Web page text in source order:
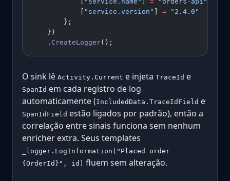
"service.version" = "2.4.0"
        };
    })
    .
CreateLogger();
O sink lê Activity.Current e injeta TraceId e
SpanId em cada registro de log
automaticamente (IncludedData.TraceIdField e
SpanIdField estão ligados por padrão), então a
correlação entre sinais funciona sem nenhum
enricher extra. Seus templates
_logger.LogInformation("Placed order
{OrderId}", id) fluem sem alteração.